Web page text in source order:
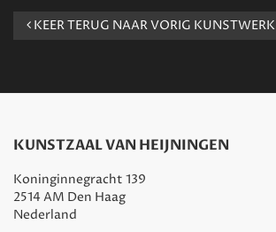
KEER TERUG NAAR VORIG KUNSTWERK
KUNSTZAAL VAN HEIJNINGEN
Koninginnegracht 139
2514 AM Den Haag
Nederland